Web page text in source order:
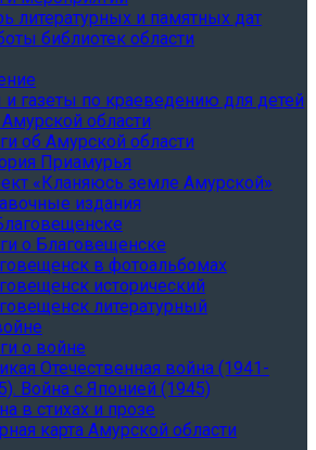
литературных и памятных дат
библиотек области
газеты по краеведению для детей
области
об Амурской области
Приамурья
«Кланяюсь земле Амурской»
издания
о Благовещенске
в фотоальбомах
исторический
литературный
о войне
Отечественная война (1941-
Война с Японией (1945)
в стихах и прозе
карта Амурской области